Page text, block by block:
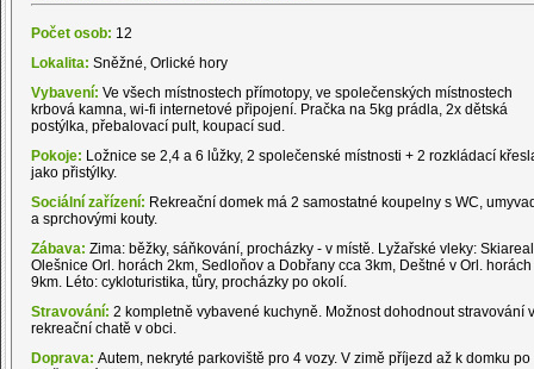
Počet osob: 12
Lokalita: Sněžné, Orlické hory
Vybavení: Ve všech místnostech přímotopy, ve společenských místnostech
krbová kamna, wi-fi internetové připojení. Pračka na 5kg prádla, 2x dětská
postýlka, přebalovací pult, koupací sud.
Pokoje: Ložnice se 2,4 a 6 lůžky, 2 společenské místnosti + 2 rozkládací
jako přistýlky.
Sociální zařízení: Rekreační domek má 2 samostatné koupelny s WC,
a sprchovými kouty.
Zábava: Zima: běžky, sáňkování, procházky - v místě. Lyžařské vleky: Skiareal
Olešnice Orl. horách 2km, Sedloňov a Dobřany cca 3km, Deštné v Orl. horách
9km. Léto: cykloturistika, tůry, procházky po okolí.
Stravování: 2 kompletně vybavené kuchyně. Možnost dohodnout stravování v
rekreační chatě v obci.
Doprava: Autem, nekryté parkoviště pro 4 vozy. V zimě příjezd až k domku po